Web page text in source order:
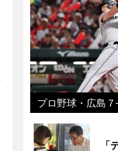
プロ野球・広島
「